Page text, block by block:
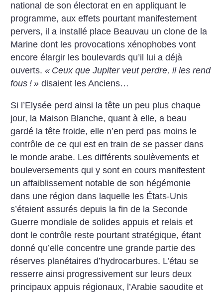
national de son électorat en en appliquant le
programme, aux effets pourtant manifestement
pervers, il a installé place Beauvau un clone de la
Marine dont les provocations xénophobes vont
encore élargir les boulevards qu’il lui a déjà
ouverts.« Ceux que Jupiter veut perdre, il les rend
fous ! » disaient les Anciens…
Si l’Elysée perd ainsi la tête un peu plus chaque
jour, la Maison Blanche, quant à elle, a beau
gardé la tête froide, elle n’en perd pas moins le
contrôle de ce qui est en train de se passer dans
le monde arabe. Les différents soulèvements et
bouleversements qui y sont en cours manifestent
un affaiblissement notable de son hégémonie
dans une région dans laquelle les États-Unis
s’étaient assurés depuis la fin de la Seconde
Guerre mondiale de solides appuis et relais et
dont le contrôle reste pourtant stratégique, étant
donné qu’elle concentre une grande partie des
réserves planétaires d’hydrocarbures. L’étau se
resserre ainsi progressivement sur leurs deux
principaux appuis régionaux, l’Arabie saoudite et